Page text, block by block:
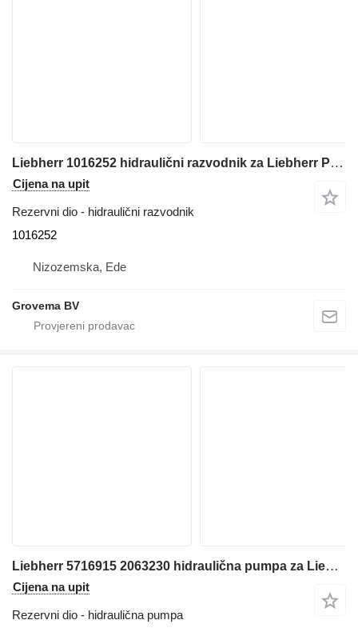
Liebherr 1016252 hidraulični razvodnik za Liebherr PR766 buldožera
Cijena na upit
Rezervni dio - hidraulični razvodnik
1016252
Nizozemska, Ede
Grovema BV
Liebherr 5716915 2063230 hidraulična pumpa za Liebherr 564 2+2, 904, 574, 580 prednjeg utovarivača
Cijena na upit
Rezervni dio - hidraulična pumpa